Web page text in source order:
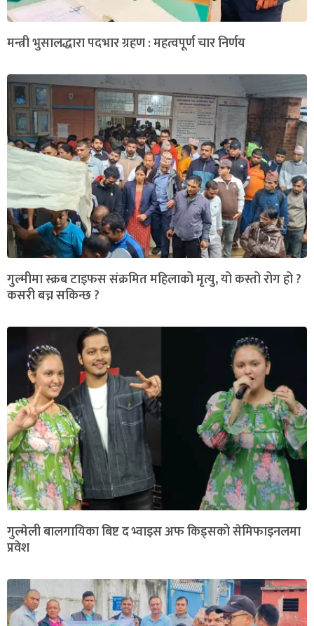
मन्त्री भुसालद्धारा पदभार ग्रहण : महत्वपूर्ण चार निर्णय
गुल्मीमा स्क्रब टाइफस संक्रमित महिलाको मृत्यु, यो कस्तो रोग हो ?
कसरी बच्न सकिन्छ ?
गुल्मेली बालगायिका बिष्ट द भ्वाइस अफ किड्सको सेमिफाइनलमा
प्रवेश